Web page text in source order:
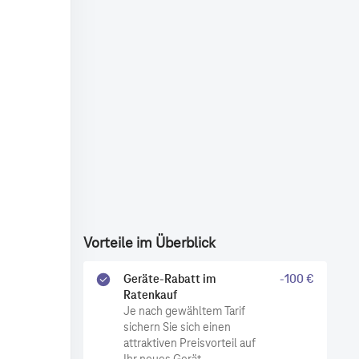
Vorteile im Überblick
Geräte-Rabatt im
Ratenkauf
Je nach gewähltem Tarif
sichern Sie sich einen
attraktiven Preisvorteil auf
-100 €